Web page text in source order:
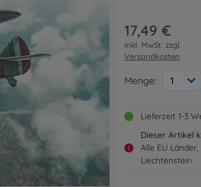
17,49 €
inkl. MwSt. zzgl.
Versandkosten
Menge: 1
Lieferzeit 1-3
!
Dieser Artikel
Alle EU
Liechtenstein